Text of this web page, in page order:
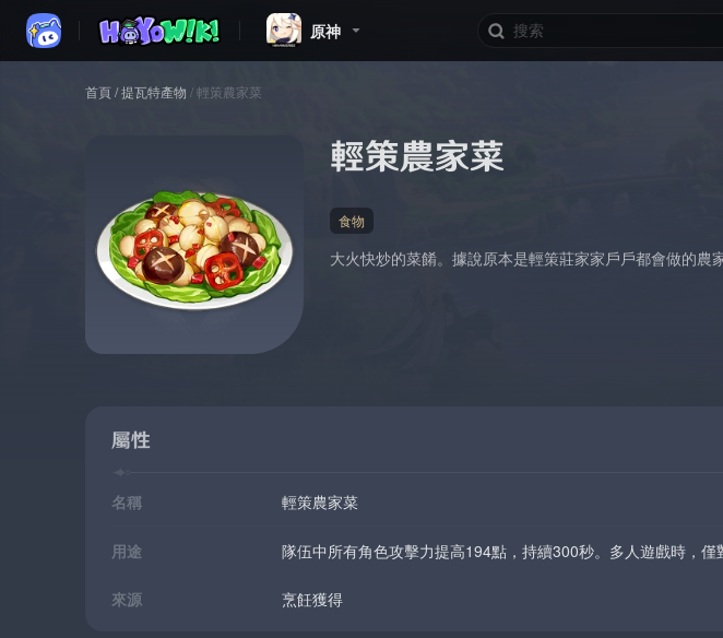
原神
首頁/提瓦特產物 /輕策農家菜
輕策農家菜
食物
大火快炒的菜餚。據說原本是輕策莊家家戶戶都會做的農
屬性
名稱 輕策農家菜
用途 隊伍中所有角色攻擊力提高194點，持續300秒。多人遊戲時，僅
來源 烹飪獲得